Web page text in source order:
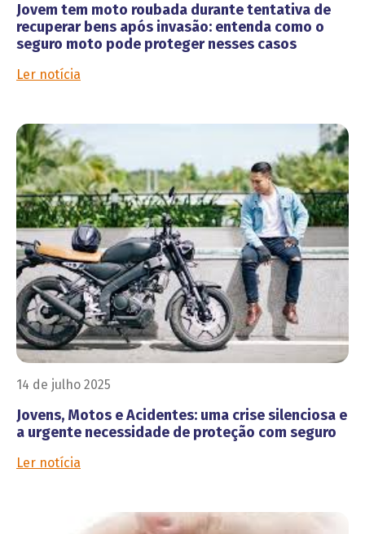
Jovem tem moto roubada durante tentativa de
recuperar bens após invasão: entenda como o
seguro moto pode proteger nesses casos
Ler notícia
14 de julho 2025
Jovens, Motos e Acidentes: uma crise silenciosa e
a urgente necessidade de proteção com seguro
Ler notícia